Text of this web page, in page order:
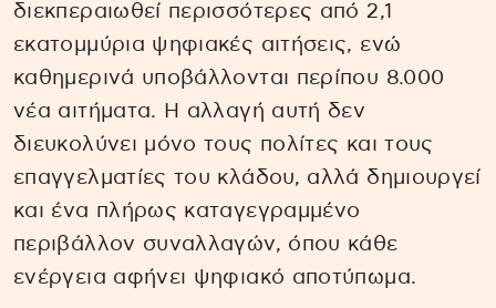
διεκπεραιωθεί περισσότερες από 2,1
εκατομμύρια ψηφιακές αιτήσεις, ενώ
καθημερινά υποβάλλονται περίπου 8.000
νέα αιτήματα. Η αλλαγή αυτή δεν
διευκολύνει μόνο τους πολίτες και τους
επαγγελματίες του κλάδου, αλλά δημιουργεί
και ένα πλήρως καταγεγραμμένο
περιβάλλον συναλλαγών, όπου κάθε
ενέργεια αφήνει ψηφιακό αποτύπωμα.